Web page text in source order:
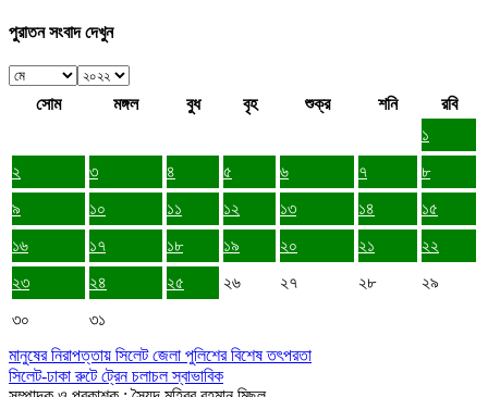
পুরাতন সংবাদ দেখুন
সোম মঙ্গল বুধ বৃহ শুক্র শনি
রবি
১
২
৩ ৪ ৫ ৬ ৭
৮
৯
১০ ১১ ১২ ১৩ ১৪
১৫
১৬
১৭ ১৮ ১৯ ২০ ২১
২২
২৩
২৪ ২৫ ২৬ ২৭ ২৮
২৯
৩০
৩১
মানুষের নিরাপত্তায় সিলেট জেলা পুলিশের বিশেষ তৎপরতা
সিলেট-ঢাকা রুটে ট্রেন চলাচল স্বাভাবিক